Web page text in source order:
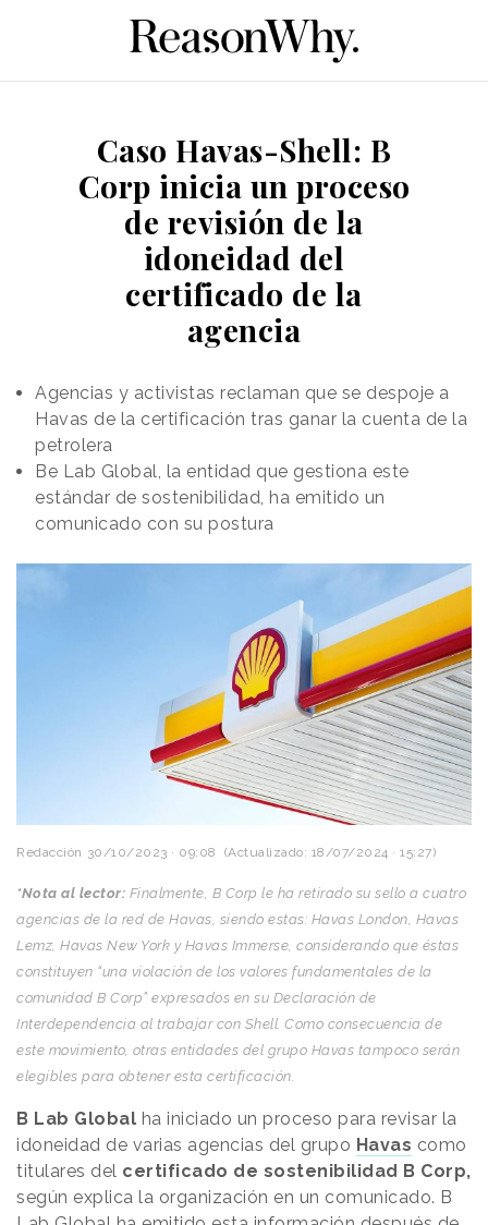
Caso Havas-Shell: B
Corp inicia un proceso
de revisión de la
idoneidad del
certificado de la
agencia
Agencias y activistas reclaman que se despoje a
Havas de la certificación tras ganar la cuenta de la
petrolera
Be Lab Global, la entidad que gestiona este
estándar de sostenibilidad, ha emitido un
comunicado con su postura
Redacción 30/10/2023 · 09:08 (Actualizado: 18/07/2024 · 15:27)
*Nota al lector: Finalmente, B Corp le ha retirado su sello a cuatro
agencias de la red de Havas, siendo estas: Havas London, Havas
Lemz, Havas New York y Havas Immerse, considerando que éstas
constituyen “una violación de los valores fundamentales de la
comunidad B Corp” expresados ​​en su Declaración de
Interdependencia al trabajar con Shell. Como consecuencia de
este movimiento, otras entidades del grupo Havas tampoco serán
elegibles para obtener esta certificación.
B Lab Global ha iniciado un proceso para revisar la
idoneidad de varias agencias del grupo Havas como
titulares del certificado de sostenibilidad B Corp,
según explica la organización en un comunicado. B